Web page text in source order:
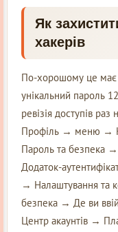
Як
хакерів
По-хорошому це має
унікальний пароль
ревізія доступів
Профіль → меню →
Пароль та безпека
Додаток-
→ Налаштування та
безпека → Де ви
Центр акаунтів →